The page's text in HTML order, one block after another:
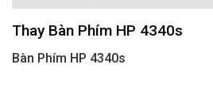
Thay Bàn Phím HP 4340s
Bàn Phím HP 4340s